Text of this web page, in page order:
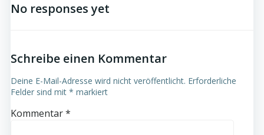
No responses yet
Schreibe einen Kommentar
Deine E-Mail-Adresse wird nicht veröffentlicht. Erforderliche
Felder sind mit * markiert
Kommentar*